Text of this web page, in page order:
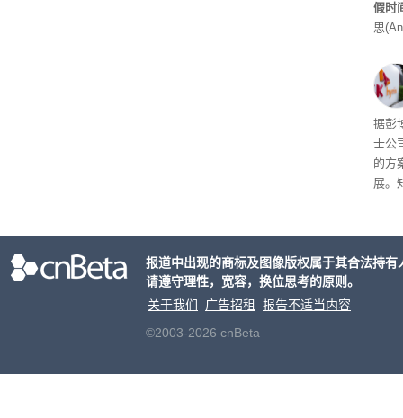
假时
思
在7
了这
据彭
士公
的方
展。
片的
报道中出现的商标及图像版权属于其合法持
请遵守理性，宽容，换位思考的原则。
关于我们
广告招租
报告不适当内容
©2003-2026 cnBeta